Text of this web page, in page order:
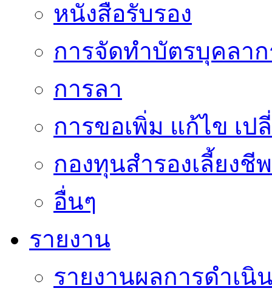
หนังสือรับรอง
การจัดทำบัตรบุคลา
การลา
การขอเพิ่ม แก้ไข เ
กองทุนสำรองเลี้ยงชีพ
อื่นๆ
รายงาน
รายงานผลการดำเนิ